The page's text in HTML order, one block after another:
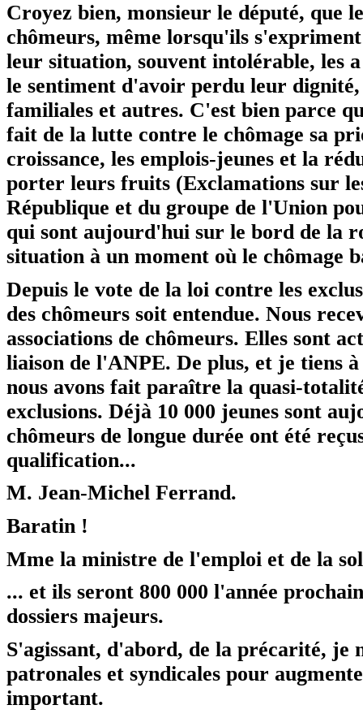
Croyez bien, monsieur le député, que
chômeurs, même lorsqu'ils
leur situation, souvent intolérable, les
le sentiment d'avoir perdu leur
familiales et autres. C'est bien parce
fait de la lutte contre le chômage sa
croissance, les emplois-jeunes et la
porter leurs fruits (Exclamations sur
République et du groupe de l'Union
qui sont aujourd'hui sur le bord de la
situation à un moment où le chômage
Depuis le vote de la loi contre les
des chômeurs soit entendue. Nous
associations de chômeurs. Elles sont
liaison de l'ANPE. De plus, et je tiens
nous avons fait paraître la quasi-
exclusions. Déjà 10 000 jeunes sont
chômeurs de longue durée ont été
qualification...
M. Jean-Michel Ferrand.
Baratin !
Mme la ministre de l'emploi et de la
... et ils seront 800 000 l'année
dossiers majeurs.
S'agissant, d'abord, de la précarité, je
patronales et syndicales pour
important.